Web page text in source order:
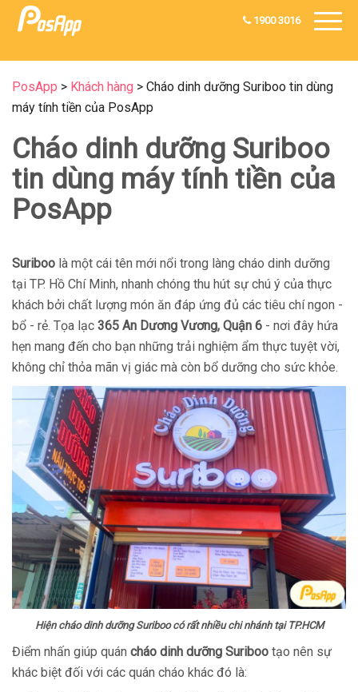
1900 3016
PosApp > Khách hàng > Cháo dinh dưỡng Suriboo tin dùng
máy tính tiền của PosApp
Cháo dinh dưỡng Suriboo
tin dùng máy tính tiền của
PosApp
Suriboo là một cái tên mới nổi trong làng cháo dinh dưỡng
tại TP. Hồ Chí Minh, nhanh chóng thu hút sự chú ý của thực
khách bởi chất lượng món ăn đáp ứng đủ các tiêu chí ngon -
bổ - rẻ. Tọa lạc 365 An Dương Vương, Quận 6 - nơi đây hứa
hẹn mang đến cho bạn những trải nghiệm ẩm thực tuyệt vời,
không chỉ thỏa mãn vị giác mà còn bổ dưỡng cho sức khỏe.
Hiện cháo dinh dưỡng Suriboo có rất nhiều chi nhánh tại TP.HCM
Điểm nhấn giúp quán cháo dinh dưỡng Suriboo tạo nên sự
khác biệt đối với các quán cháo khác đó là: